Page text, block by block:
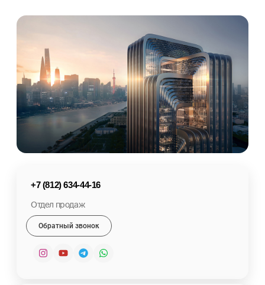
+7 (812) 634-44-16
Отдел продаж
Обратный звонок